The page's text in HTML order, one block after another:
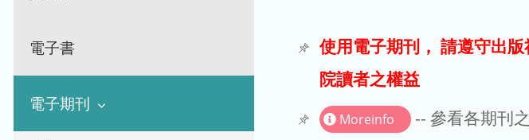
電子書
電子期刊
使用電子期刊， 請遵守出
院讀者之權益
Moreinfo -- 參看各期刊